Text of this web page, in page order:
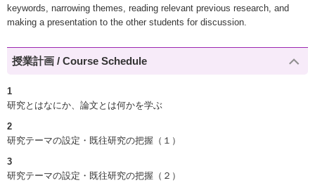
keywords, narrowing themes, reading relevant previous research, and
making a presentation to the other students for discussion.
授業計画 / Course Schedule
1
研究とはなにか、論文とは何かを学ぶ
2
研究テーマの設定・既往研究の把握（１）
3
研究テーマの設定・既往研究の把握（２）